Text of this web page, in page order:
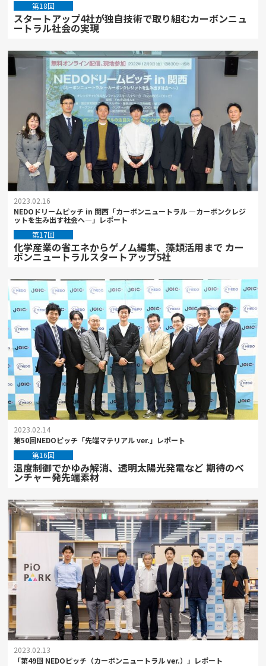
第18回
スタートアップ4社が独自技術で取り組むカーボンニュ
ートラル社会の実現
2023.02.16
NEDOドリームピッチ in 関西「カーボンニュートラル ―カーボンクレジ
ットを生み出す社会へ―」レポート
第17回
化学産業の省エネからゲノム編集、藻類活用まで カー
ボンニュートラルスタートアップ5社
2023.02.14
第50回NEDOピッチ「先端マテリアル ver.」レポート
第16回
温度制御でかゆみ解消、透明太陽光発電など 期待のベ
ンチャー発先端素材
2023.02.13
「第49回 NEDOピッチ（カーボンニュートラル ver.）」レポート